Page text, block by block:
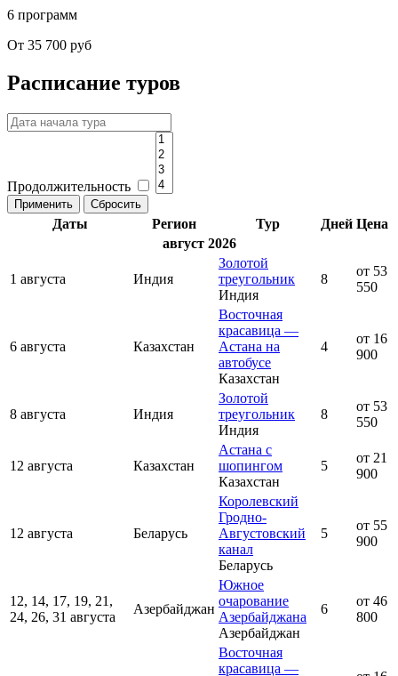
6 программ
От 35 700 руб
Расписание туров
Продолжительность
Даты Регион Тур Дней Цена
август 2026
1 августа Индия
Золотой
треугольник
Индия
8
от 53
550
6 августа Казахстан
Восточная
красавица —
Астана на
автобусе
Казахстан
4
от 16
900
8 августа Индия
Золотой
треугольник
Индия
8
от 53
550
12 августа Казахстан
Астана с
шопингом
Казахстан
5
от 21
900
12 августа Беларусь
Королевский
Гродно-
Августовский
канал
Беларусь
5
от 55
900
12, 14, 17, 19, 21,
24, 26, 31 августа
Азербайджан
Южное
очарование
Азербайджана
Азербайджан
6
от 46
800
Восточная
красавица —